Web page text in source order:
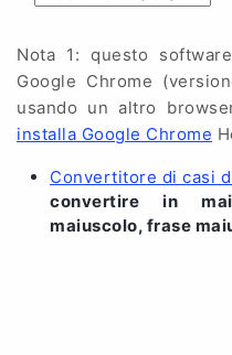
Nota 1: questo
Google Chrome
usando un altro
installa Google Chrome
Convertitore di casi
convertire in
maiuscolo, frase